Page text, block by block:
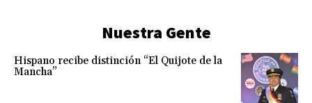
Nuestra Gente
Hispano recibe distinción “El Quijote de la
Mancha”